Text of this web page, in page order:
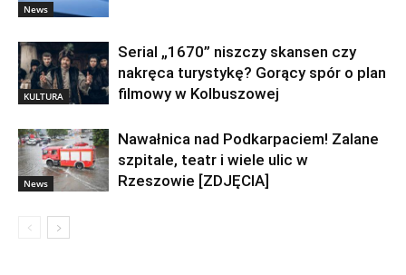
News
KULTURA
Serial „1670” niszczy skansen czy
nakręca turystykę? Gorący spór o plan
filmowy w Kolbuszowej
News
Nawałnica nad Podkarpaciem! Zalane
szpitale, teatr i wiele ulic w
Rzeszowie [ZDJĘCIA]